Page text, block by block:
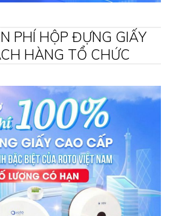
PHÍ HỘP ĐỰNG GIẤY
HÀNG TỔ CHỨC